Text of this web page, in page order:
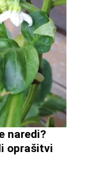
naredi?
oprašitvi